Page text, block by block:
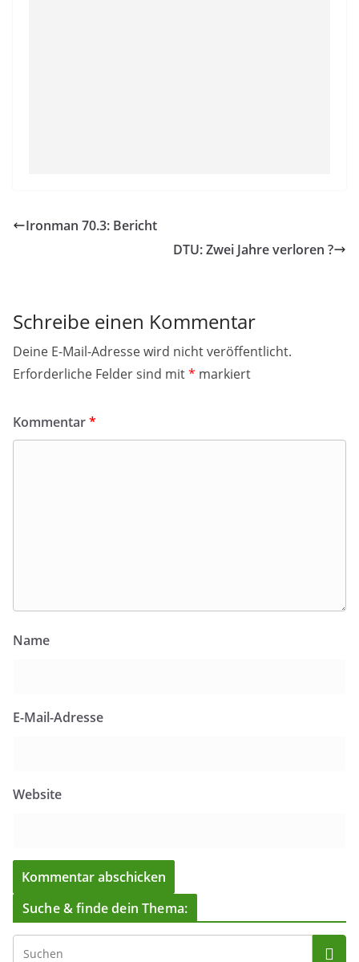
Ironman 70.3: Bericht
DTU: Zwei Jahre verloren ?
Schreibe einen Kommentar
Deine E-Mail-Adresse wird nicht veröffentlicht.
Erforderliche Felder sind mit* markiert
Kommentar*
Name
E-Mail-Adresse
Website
Suche & finde dein Thema: